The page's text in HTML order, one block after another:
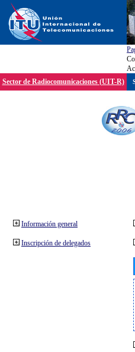
Sector de Radiocomunicaciones (UIT-R)
Información general
Inscripción de delegados